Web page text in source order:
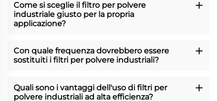
Come si sceglie il filtro per polvere
industriale giusto per la propria
applicazione?
Con quale frequenza dovrebbero essere
sostituiti i filtri per polvere industriali?
Quali sono i vantaggi dell'uso di filtri per
polvere industriali ad alta efficienza?